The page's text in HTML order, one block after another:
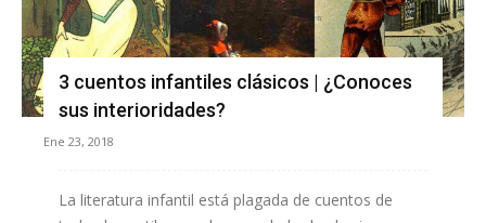
3 cuentos infantiles clásicos | ¿Conoces
sus interioridades?
Ene 23, 2018
La literatura infantil está plagada de cuentos de